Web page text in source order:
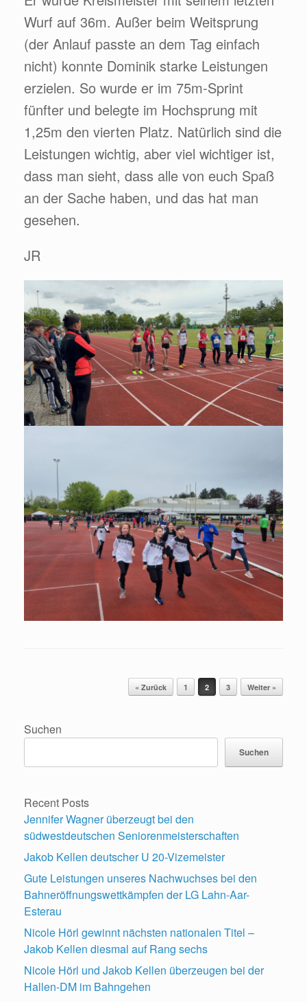
Wurf auf 36m. Außer beim Weitsprung
(der Anlauf passte an dem Tag einfach
nicht) konnte Dominik starke Leistungen
erzielen. So wurde er im 75m-Sprint
fünfter und belegte im Hochsprung mit
1,25m den vierten Platz. Natürlich sind die
Leistungen wichtig, aber viel wichtiger ist,
dass man sieht, dass alle von euch Spaß
an der Sache haben, und das hat man
gesehen.
JR
« Zurück 1 2 3 Weiter »
Suchen
Suchen
Recent Posts
Jennifer Wagner überzeugt bei den
südwestdeutschen Seniorenmeisterschaften
Jakob Kellen deutscher U 20-Vizemeister
Gute Leistungen unseres Nachwuchses bei den
Bahneröffnungswettkämpfen der LG Lahn-Aar-
Esterau
Nicole Hörl gewinnt nächsten nationalen Titel –
Jakob Kellen diesmal auf Rang sechs
Nicole Hörl und Jakob Kellen überzeugen bei der
Hallen-DM im Bahngehen